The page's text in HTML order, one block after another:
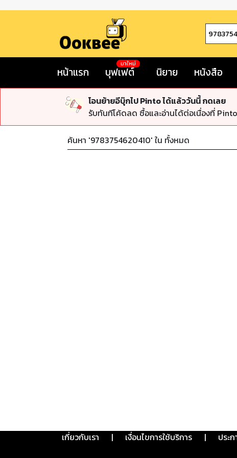
หน้าแรก บุฟเฟต์
มาใหม่
นิยาย หนังสือ
โอนย้ายอีบุ๊กไป Pinto ได้แล้ววันนี้ กดเลย
รับทันทีโค้ดลด ซื้อและอ่านได้ต่อเนื่องที่ Pinto
ค้นหา '9783754620410' ใน ทั้งหมด
เกี่ยวกับเรา | เงื่อนไขการใช้บริการ | ประ